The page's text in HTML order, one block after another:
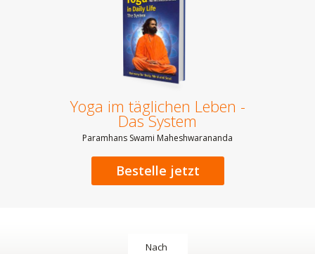
Yoga im täglichen Leben -
Das System
Paramhans Swami Maheshwarananda
Bestelle jetzt
Nach